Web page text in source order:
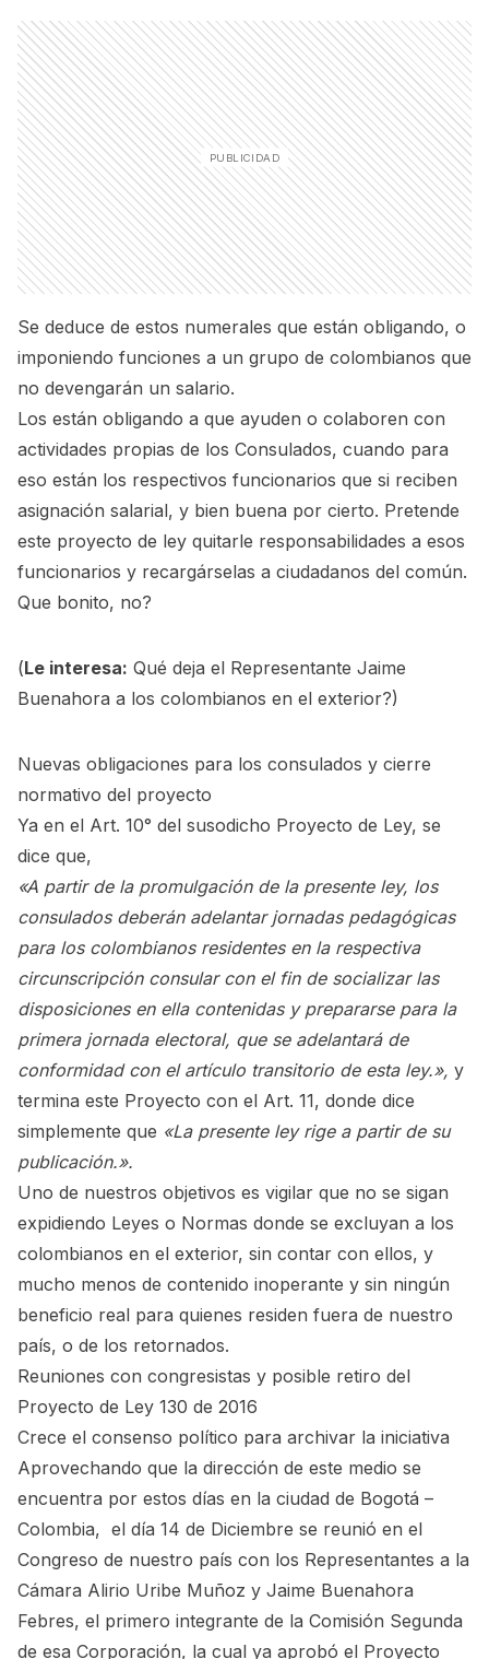
Se deduce de estos numerales que están obligando, o
imponiendo funciones a un grupo de colombianos que
no devengarán un salario.
Los están obligando a que ayuden o colaboren con
actividades propias de los Consulados, cuando para
eso están los respectivos funcionarios que si reciben
asignación salarial, y bien buena por cierto. Pretende
este proyecto de ley quitarle responsabilidades a esos
funcionarios y recargárselas a ciudadanos del común.
Que bonito, no?
(Le interesa: Qué deja el Representante Jaime
Buenahora a los colombianos en el exterior?)
Nuevas obligaciones para los consulados y cierre
normativo del proyecto
Ya en el Art. 10° del susodicho Proyecto de Ley, se
dice que,
«A partir de la promulgación de la presente ley, los
consulados deberán adelantar jornadas pedagógicas
para los colombianos residentes en la respectiva
circunscripción consular con el fin de socializar las
disposiciones en ella contenidas y prepararse para la
primera jornada electoral, que se adelantará de
conformidad con el artículo transitorio de esta ley.», y
termina este Proyecto con el Art. 11, donde dice
simplemente que «La presente ley rige a partir de su
publicación.».
Uno de nuestros objetivos es vigilar que no se sigan
expidiendo Leyes o Normas donde se excluyan a los
colombianos en el exterior, sin contar con ellos, y
mucho menos de contenido inoperante y sin ningún
beneficio real para quienes residen fuera de nuestro
país, o de los retornados.
Reuniones con congresistas y posible retiro del
Proyecto de Ley 130 de 2016
Crece el consenso político para archivar la iniciativa
Aprovechando que la dirección de este medio se
encuentra por estos días en la ciudad de Bogotá –
Colombia, el día 14 de Diciembre se reunió en el
Congreso de nuestro país con los Representantes a la
Cámara Alirio Uribe Muñoz y Jaime Buenahora
Febres, el primero integrante de la Comisión Segunda
de esa Corporación, la cual ya aprobó el Proyecto